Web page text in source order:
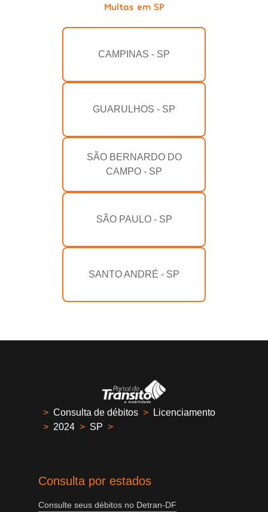
Multas em SP
CAMPINAS - SP
GUARULHOS - SP
SÃO BERNARDO DO
CAMPO - SP
SÃO PAULO - SP
SANTO ANDRÉ - SP
> Consulta de débitos >
Licenciamento
> 2024 > SP >
Consulta por estados
Consulte seus débitos no Detran-DF